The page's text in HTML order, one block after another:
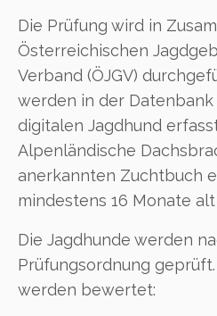
Die Prüfung wird in
Österreichischen
Verband (ÖJGV)
werden in der Datenbank
digitalen Jagdhund
Alpenländische
anerkannten Zuchtbuch
mindestens 16 Monate alt
Die Jagdhunde werden
Prüfungsordnung
werden bewertet: